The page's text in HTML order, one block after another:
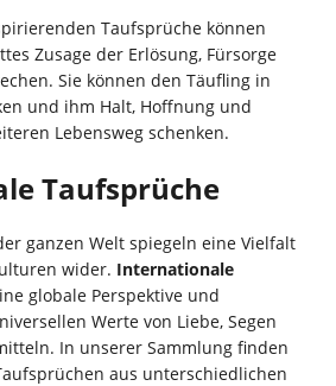
Taufsprüche können
Zusage der Erlösung, Fürsorge
Sie können den Täufling in
und ihm Halt, Hoffnung und
Lebensweg schenken.
Taufsprüche
ganzen Welt spiegeln eine Vielfalt
wider. Internationale
globale Perspektive und
Werte von Liebe, Segen
In unserer Sammlung finden
aus unterschiedlichen